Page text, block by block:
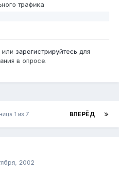
трафика
или зарегистрируйтесь для
в опросе.
ВПЕРЁД
1 из 7
2002